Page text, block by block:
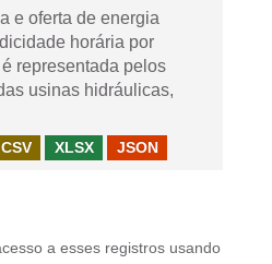
e oferta de energia
horária por
representada pelos
usinas hidráulicas,
CSV XLSX JSON
a esses registros usando